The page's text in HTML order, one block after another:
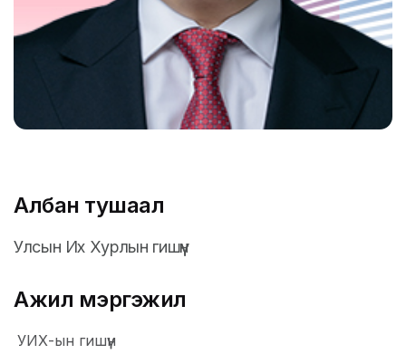
Албан тушаал
Улсын Их Хурлын гишүүн
Ажил мэргэжил
УИХ-ын гишүүн